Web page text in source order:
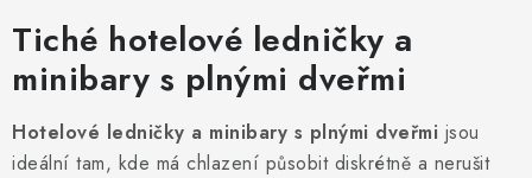
VÝČEPNÍ ZAŘÍZENÍ
DOMÁCÍ SPOTŘEBIČE
Tiché hotelové ledničky a
minibary s plnými dveřmi
Hotelové ledničky a minibary s plnými dveřmi jsou
ideální tam, kde má chlazení působit diskrétně a nerušit